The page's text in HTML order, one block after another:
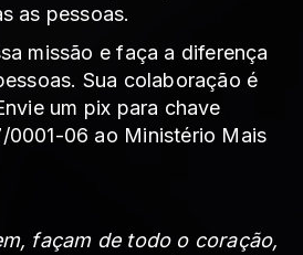
as pessoas.
missão e faça a diferença
Sua colaboração é
um pix para chave
0001-06 ao Ministério Mais
façam de todo o coração,